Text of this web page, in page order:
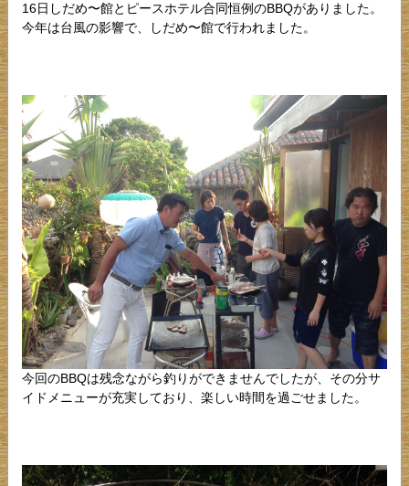
16日しだめ〜館とピースホテル合同恒例のBBQがありました。
今年は台風の影響で、しだめ〜館で行われました。
今回のBBQは残念ながら釣りができませんでしたが、その分サ
イドメニューが充実しており、楽しい時間を過ごせました。